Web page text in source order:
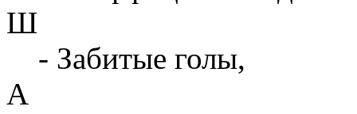
Ш
- Забитые голы,
А